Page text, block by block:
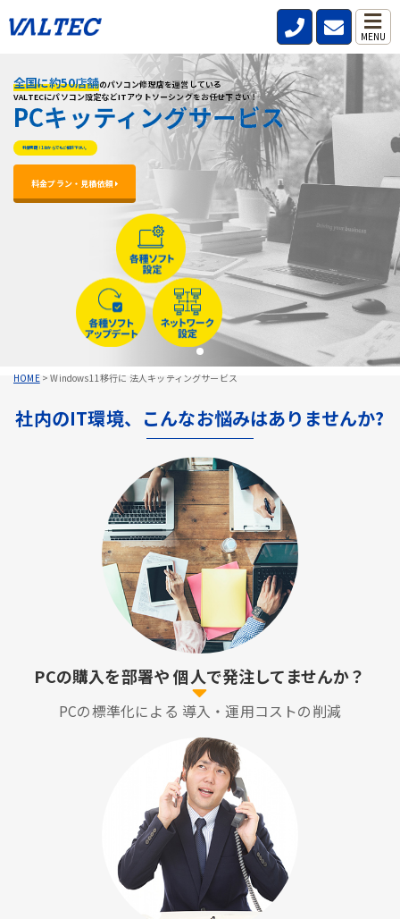
MENU
HOME>Windows11移行に 法人キッティングサービス
全国に約50店舗のパソコン修理店を運営している
VALTECにパソコン設定などITアウトソーシングをお任せ下さい！
PCキッティングサービス
料金明朗！1台からでもご相談下さい。
料金プラン・見積依頼
全国に約50店舗のパソコン修理店を運営している
VALTECにパソコン設定などITアウトソーシングをお任せ下さい！
PCキッティングサービス
料金明朗！1台からでもご相談下さい。
料金プラン・見積依頼
全国に約50店舗のパソコン修理店を運営している
VALTECにパソコン設定などITアウトソーシングをお任せ下さい！
PCキッティングサービス
料金明朗！1台からでもご相談下さい。
料金プラン・見積依頼
社内のIT環境、こんなお悩みはありませんか?
PCの購入を部署や個人で発注してませんか？
PCの標準化による 導入・運用コストの削減